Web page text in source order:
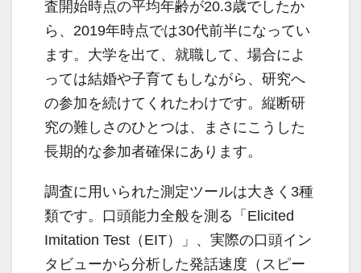
査開始時点の平均年齢が20.3歳でしたか
ら、2019年時点では30代前半になってい
ます。大学を出て、就職して、場合によ
っては結婚や子育てもしながら、研究へ
の参加を続けてくれたわけです。縦断研
究の難しさのひとつは、まさにこうした
長期的な参加者確保にあります。
調査に用いられた測定ツールは大きく3種
類です。口頭能力全般を測る「Elicited
Imitation Test（EIT）」、実際の口頭イン
タビューから分析した発話速度（スピー